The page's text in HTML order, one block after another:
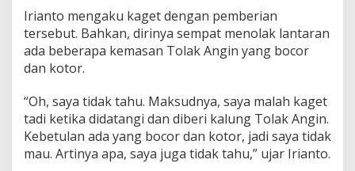
i
K
a
g
T
o
l
a
Irianto mengaku kaget dengan pemberian
tersebut. Bahkan, dirinya sempat menolak lantaran
ada beberapa kemasan Tolak Angin yang bocor
dan kotor.
“Oh, saya tidak tahu. Maksudnya, saya malah kaget
tadi ketika didatangi dan diberi kalung Tolak Angin.
Kebetulan ada yang bocor dan kotor, jadi saya tidak
mau. Artinya apa, saya juga tidak tahu,” ujar Irianto.